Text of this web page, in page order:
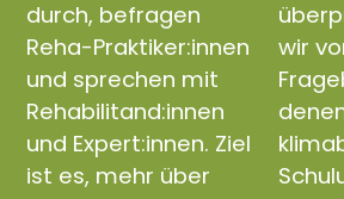
durch, befragen
Reha-Praktiker:innen
und sprechen mit
Rehabilitand:innen
und Expert:innen. Ziel
ist es, mehr über
wir